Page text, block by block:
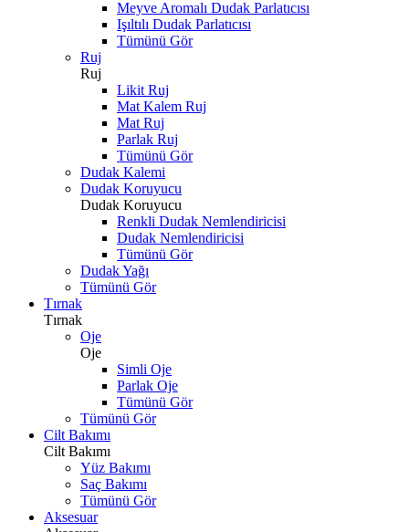
Meyve Aromalı Dudak Parlatıcısı
Işıltılı Dudak Parlatıcısı
Tümünü Gör
Ruj
Ruj
Likit Ruj
Mat Kalem Ruj
Mat Ruj
Parlak Ruj
Tümünü Gör
Dudak Kalemi
Dudak Koruyucu
Dudak Koruyucu
Renkli Dudak Nemlendiricisi
Dudak Nemlendiricisi
Tümünü Gör
Dudak Yağı
Tümünü Gör
Tırnak
Tırnak
Oje
Oje
Simli Oje
Parlak Oje
Tümünü Gör
Tümünü Gör
Cilt Bakımı
Cilt Bakımı
Yüz Bakımı
Saç Bakımı
Tümünü Gör
Aksesuar